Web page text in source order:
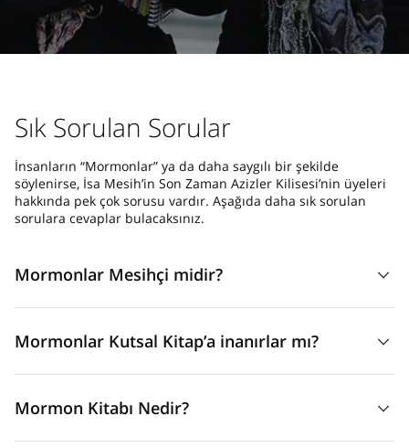
Sık Sorulan Sorular
İnsanların “Mormonlar” ya da daha saygılı bir şekilde
söylenirse, İsa Mesih’in Son Zaman Azizler Kilisesi’nin üyeleri
hakkında pek çok sorusu vardır. Aşağıda daha sık sorulan
sorulara cevaplar bulacaksınız.
Mormonlar Mesihçi midir?
bir addır. Bizler, İsa Mesih’in Son Zaman Azizler Kilisesi’nin
edebileceğimizden çok daha fazla sevdiğine inanırız. Bu,
Mormonlar Kutsal Kitap’a inanırlar mı?
mukaddes bir kitabıdır ve mutlu bir hayat için okunması
Mormon Kitabı Nedir?